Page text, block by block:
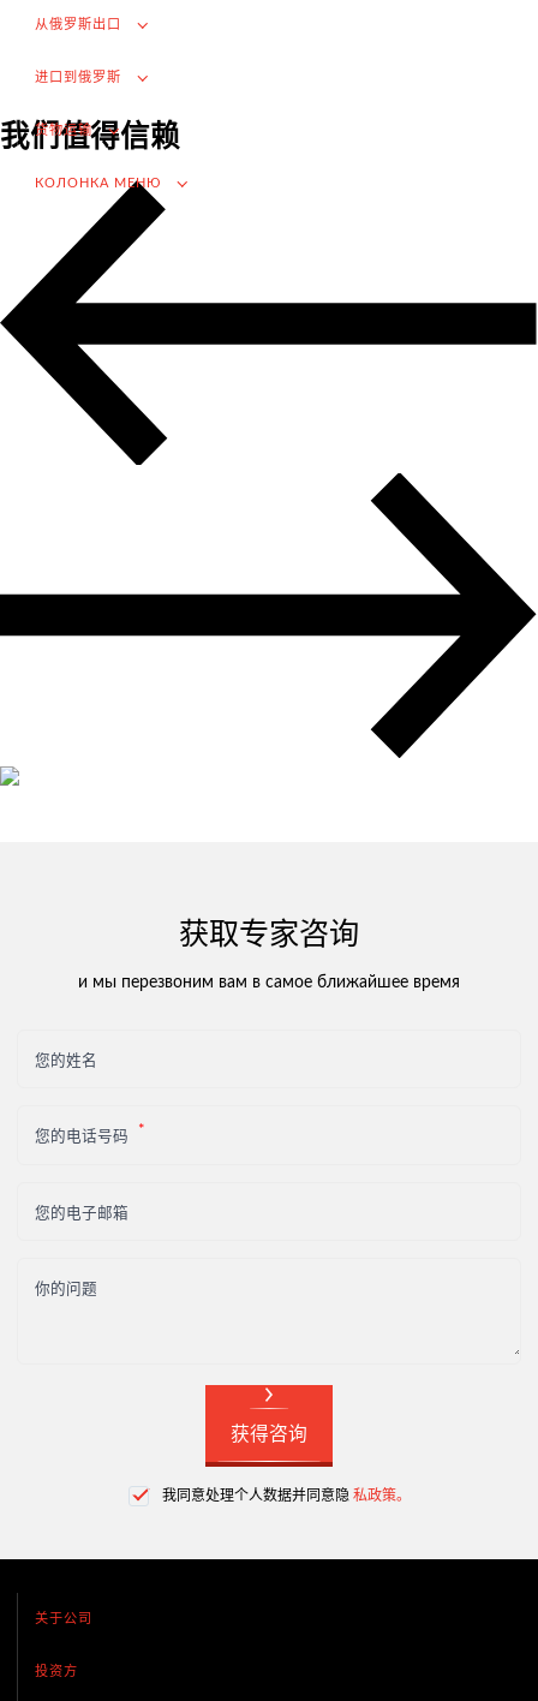
从俄罗斯出口
进口到俄罗斯
货物运输
КОЛОНКА МЕНЮ
交付俄罗斯客户
选择国外供应商
在俄罗斯市场推广（为外国公司服务）
Доставка груза из Китая
国际航运
我们值得信赖
获取专家咨询
и мы перезвоним вам в самое ближайшее время
您的姓名
您的电话号码
您的电子邮箱
你的问题
获得咨询
我同意处理个人数据并同意隐 私政策。
关于公司
投资方